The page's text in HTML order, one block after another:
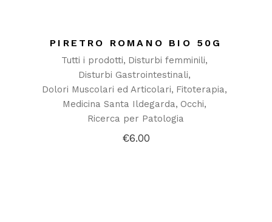
PIRETRO ROMANO BIO 50G
Tutti i prodotti Disturbi femminili
Disturbi Gastrointestinali
Dolori Muscolari ed Articolari Fitoterapia
Medicina Santa Ildegarda Occhi
Ricerca per Patologia
€6.00